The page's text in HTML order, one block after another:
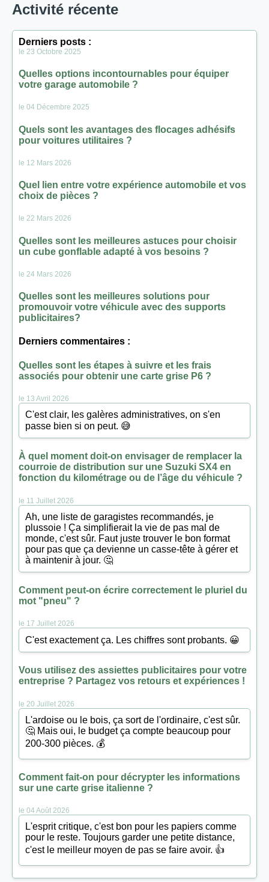
Activité récente
Derniers posts :
le 23 Octobre 2025
Quelles options incontournables pour équiper
votre garage automobile ?
le 04 Décembre 2025
Quels sont les avantages des flocages adhésifs
pour voitures utilitaires ?
le 12 Mars 2026
Quel lien entre votre expérience automobile et vos
choix de pièces ?
le 22 Mars 2026
Quelles sont les meilleures astuces pour choisir
un cube gonflable adapté à vos besoins ?
le 24 Mars 2026
Quelles sont les meilleures solutions pour
promouvoir votre véhicule avec des supports
publicitaires?
Derniers commentaires :
Quelles sont les étapes à suivre et les frais
associés pour obtenir une carte grise P6 ?
le 13 Avril 2026
C'est clair, les galères administratives, on s'en
passe bien si on peut. 😅
À quel moment doit-on envisager de remplacer la
courroie de distribution sur une Suzuki SX4 en
fonction du kilométrage ou de l’âge du véhicule ?
le 11 Juillet 2026
Ah, une liste de garagistes recommandés, je
plussoie ! Ça simplifierait la vie de pas mal de
monde, c'est sûr. Faut juste trouver le bon format
pour pas que ça devienne un casse-tête à gérer et
à maintenir à jour. 🤔
Comment peut-on écrire correctement le pluriel du
mot "pneu" ?
le 17 Juillet 2026
C'est exactement ça. Les chiffres sont probants. 😀
Vous utilisez des assiettes publicitaires pour votre
entreprise ? Partagez vos retours et expériences !
le 20 Juillet 2026
L'ardoise ou le bois, ça sort de l'ordinaire, c'est sûr.
🤔 Mais oui, le budget ça compte beaucoup pour
200-300 pièces. 💰
Comment fait-on pour décrypter les informations
sur une carte grise italienne ?
le 04 Août 2026
L'esprit critique, c'est bon pour les papiers comme
pour le reste. Toujours garder une petite distance,
c'est le meilleur moyen de pas se faire avoir. 👍